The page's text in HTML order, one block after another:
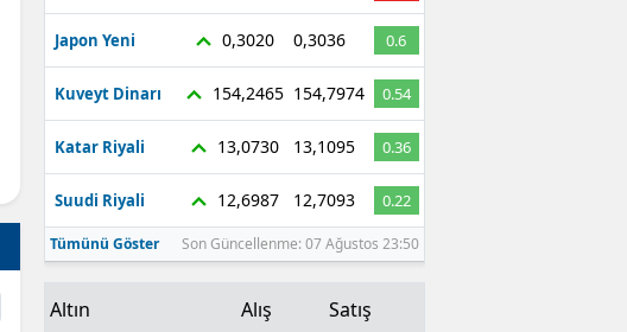
Japon Yeni 0,3020 0,3036 0.6
Kuveyt Dinarı 154,2465 154,7974 0.54
Katar Riyali 13,0730 13,1095 0.36
Suudi Riyali 12,6987 12,7093 0.22
Tümünü Göster Son Güncellenme: 07 Ağustos 23:50
Altın Alış Satış